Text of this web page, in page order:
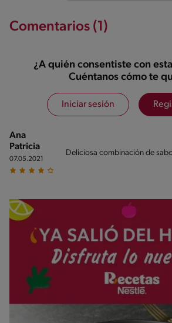
Comentarios (1)
¿A quién consentiste con
Cuéntanos cómo te
Iniciar sesión
Ana
Patricia
07.05.2021
Deliciosa combinación de